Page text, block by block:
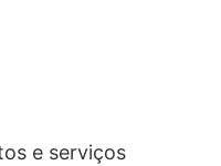
e serviços